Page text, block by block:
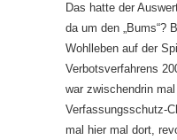
Das hatte der
da um den „Bums“?
Wohlleben auf der
Verbotsverfahrens
war zwischendrin
Verfassungsschutz-
mal hier mal dort,